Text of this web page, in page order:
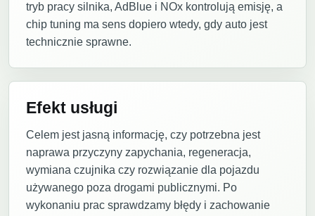
tryb pracy silnika, AdBlue i NOx kontrolują emisję, a
chip tuning ma sens dopiero wtedy, gdy auto jest
technicznie sprawne.
Efekt usługi
Celem jest jasną informację, czy potrzebna jest
naprawa przyczyny zapychania, regeneracja,
wymiana czujnika czy rozwiązanie dla pojazdu
używanego poza drogami publicznymi. Po
wykonaniu prac sprawdzamy błędy i zachowanie